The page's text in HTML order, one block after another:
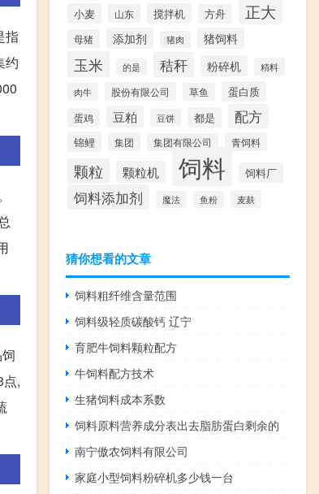
指
约
,
小麦 山东 搅拌机 方舟 正大
母猪 添加剂 猪肉 猪饲料
玉米 的是 秸秆 粉碎机
精料
肉牛
股份有限公司 草鱼 蛋白质
蛋鸡 豆粕 豆饼 都是 配方
锦鲤 集团 集团有限公司 青饲料
颗粒 颗粒机 饲料 饲料厂
饲料添加剂 魔法 鱼粉 麦麸
猜你想看的文章
饲料粗纤维含量范围
饲料级轻质碳酸钙 辽宁
育肥牛饲料颗粒配方
牛饲料配方技术
生猪饲料成本系数
饲料原料营养成分表出去脂肪蛋白剩余的
南宁傲农饲料有限公司
家庭小型饲料粉碎机多少钱一台